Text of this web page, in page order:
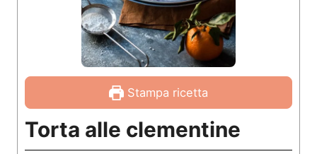
Stampa ricetta
Torta alle clementine